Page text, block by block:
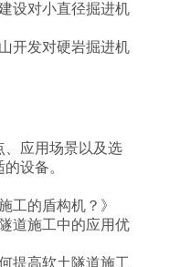
设对小直径掘进机
开发对硬岩掘进机
、应用场景以及选
设备。
工的盾构机？》
道施工中的应用优
提高软土隧道施工